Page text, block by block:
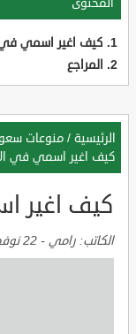
كيف اغير اسمي في
المراجع
الرئيسية / منوعات
كيف اغير اسمي في
كيف اغير
الكاتب: رامي - 22 نوفمبر, 2023